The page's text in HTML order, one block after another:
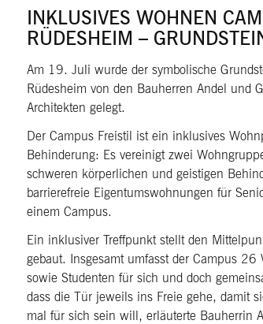
INKLUSIVES WOHNEN
RÜDESHEIM –
Am 19. Juli wurde der symbolische
Rüdesheim von den Bauherren Andel und
Architekten gelegt.
Der Campus Freistil ist ein inklusives
Behinderung: Es vereinigt zwei
schweren körperlichen und geistigen
barrierefreie Eigentumswohnungen für
einem Campus.
Ein inklusiver Treffpunkt stellt den
gebaut. Insgesamt umfasst der Campus
sowie Studenten für sich und doch
dass die Tür jeweils ins Freie gehe, damit
mal für sich sein will, erläuterte Bauherrin